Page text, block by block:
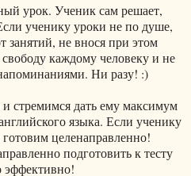
урок. Ученик сам решает,
ученику уроки не по душе,
занятий, не внося при этом
каждому человеку и не
Ни разу! :)
стремимся дать ему максимум
языка. Если ученику
готовим целенаправленно!
подготовить к тесту
эффективно!